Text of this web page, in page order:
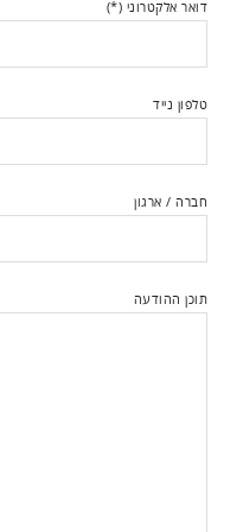
דואר אלקטרוני (*)
טלפון נייד
חברה / ארגון
תוכן ההודעה